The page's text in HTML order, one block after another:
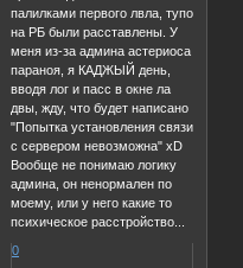
палилками первого лвла, тупо
на РБ были расставлены. У
меня из-за админа астериоса
параноя, я КАДЖЫЙ день,
вводя лог и пасс в окне ла
двы, жду, что будет написано
"Попытка установления связи
с сервером невозможна" xD
Вообще не понимаю логику
админа, он ненормален по
моему, или у него какие то
психическое расстройство...
0